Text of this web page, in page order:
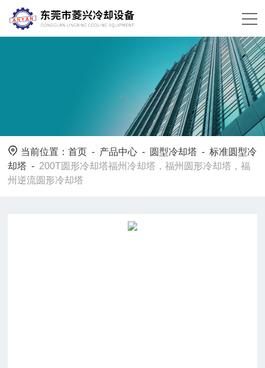
当前位置：首页 - 产品中心 - 圆型冷却塔 -标准圆型冷
却塔 - 200T圆形冷却塔福州冷却塔，福州圆形冷却塔，福
州逆流圆形冷却塔